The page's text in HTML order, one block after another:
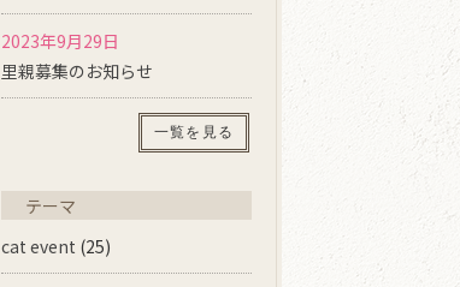
2023年9月29日
里親募集のお知らせ
一覧を見る
テーマ
cat event (25)